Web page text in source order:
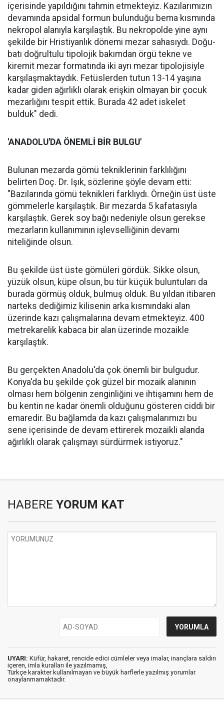
içerisinde yapıldığını tahmin etmekteyiz. Kazılarımızın
devamında apsidal formun bulunduğu bema kısmında
nekropol alanıyla karşılaştık. Bu nekropolde yine aynı
şekilde bir Hristiyanlık dönemi mezar sahasıydı. Doğu-
batı doğrultulu tipolojik bakımdan örgü tekne ve
kiremit mezar formatında iki ayrı mezar tipolojisiyle
karşılaşmaktaydık. Fetüslerden tutun 13-14 yaşına
kadar giden ağırlıklı olarak erişkin olmayan bir çocuk
mezarlığını tespit ettik. Burada 42 adet iskelet
bulduk" dedi.
'ANADOLU'DA ÖNEMLİ BİR BULGU'
Bulunan mezarda gömü tekniklerinin farklılığını
belirten Doç. Dr. Işık, sözlerine şöyle devam etti:
"Bazılarında gömü teknikleri farklıydı. Örneğin üst üste
gömmelerle karşılaştık. Bir mezarda 5 kafatasıyla
karşılaştık. Gerek soy bağı nedeniyle olsun gerekse
mezarların kullanımının işlevselliğinin devamı
niteliğinde olsun.
Bu şekilde üst üste gömüleri gördük. Sikke olsun,
yüzük olsun, küpe olsun, bu tür küçük buluntuları da
burada görmüş olduk, bulmuş olduk. Bu yıldan itibaren
narteks dediğimiz kilisenin arka kısmındaki alan
üzerinde kazı çalışmalarına devam etmekteyiz. 400
metrekarelik kabaca bir alan üzerinde mozaikle
karşılaştık.
Bu gerçekten Anadolu'da çok önemli bir bulgudur.
Konya'da bu şekilde çok güzel bir mozaik alanının
olması hem bölgenin zenginliğini ve ihtişamını hem de
bu kentin ne kadar önemli olduğunu gösteren ciddi bir
emaredir. Bu bağlamda da kazı çalışmalarımızı bu
sene içerisinde de devam ettirerek mozaikli alanda
ağırlıklı olarak çalışmayı sürdürmek istiyoruz."
HABERE YORUM KAT
UYARI: Küfür, hakaret, rencide edici cümleler veya imalar, inançlara saldırı
içeren, imla kuralları ile yazılmamış,
Türkçe karakter kullanılmayan ve büyük harflerle yazılmış yorumlar
onaylanmamaktadır.